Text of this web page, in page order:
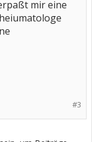
mir eine
#3